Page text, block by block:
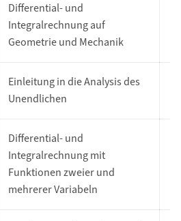
Differential- und
Integralrechnung auf
Geometrie und Mechanik
Einleitung in die Analysis des
Unendlichen
Differential- und
Integralrechnung mit
Funktionen zweier und
mehrerer Variabeln